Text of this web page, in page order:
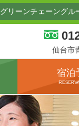
グリーンチェーングル
仙台市
宿泊